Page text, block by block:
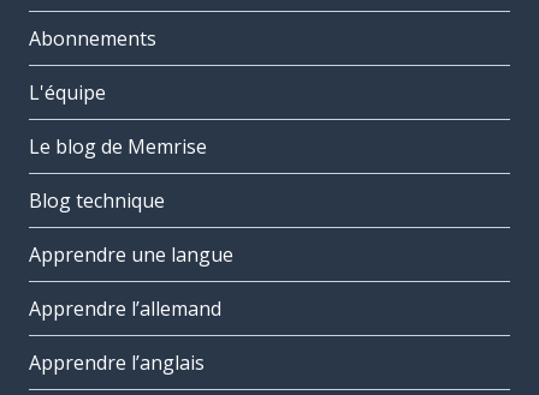
Abonnements
L'équipe
Le blog de Memrise
Blog technique
Apprendre une langue
Apprendre l’allemand
Apprendre l’anglais